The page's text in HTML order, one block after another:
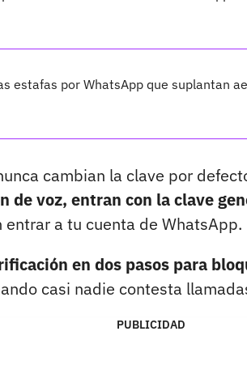
estafas por WhatsApp que suplantan
cambian la clave por
de voz, entran con la clave
a tu cuenta de WhatsApp.
en dos pasos para
casi nadie contesta
PUBLICIDAD